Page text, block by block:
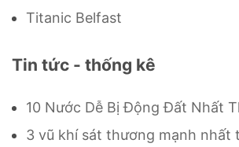
Titanic Belfast
Tin tức - thống kê
10 Nước Dễ Bị Động Đất Nhất
3 vũ khí sát thương mạnh nhất